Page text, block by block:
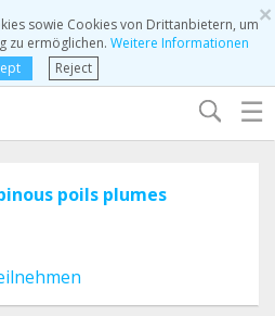
×
sowie Cookies von Drittanbietern, um
zu ermöglichen. Weitere Informationen
Reject
☰
poils plumes